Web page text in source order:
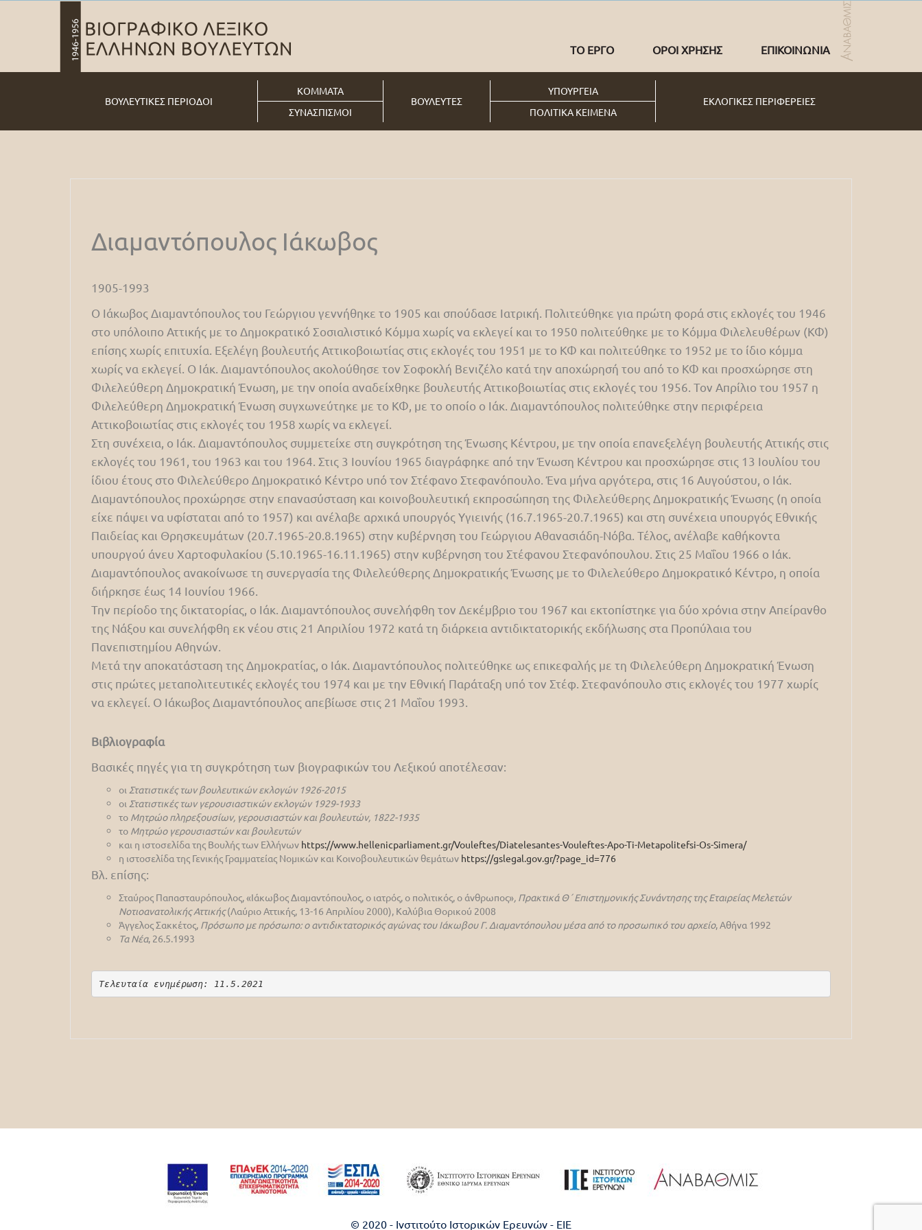
ΤΟ ΕΡΓΟ ΟΡΟΙ ΧΡΗΣΗΣ ΕΠΙΚΟΙΝΩΝΙΑ
ΒΟΥΛΕΥΤΙΚΕΣ ΠΕΡΙΟΔΟΙ
ΚΟΜΜΑΤΑ
ΒΟΥΛΕΥΤΕΣ
ΥΠΟΥΡΓΕΙΑ
ΕΚΛΟΓΙΚΕΣ ΠΕΡΙΦΕΡΕΙΕΣ
ΣΥΝΑΣΠΙΣΜΟΙ
ΠΟΛΙΤΙΚΑ ΚΕΙΜΕΝΑ
Διαμαντόπουλος Ιάκωβος
1905-1993
Ο Ιάκωβος Διαμαντόπουλος του Γεώργιου γεννήθηκε το 1905 και σπούδασε Ιατρική. Πολιτεύθηκε για πρώτη φορά στις εκλογές του 1946
στο υπόλοιπο Αττικής με το Δημοκρατικό Σοσιαλιστικό Κόμμα χωρίς να εκλεγεί και το 1950 πολιτεύθηκε με το Κόμμα Φιλελευθέρων (ΚΦ)
επίσης χωρίς επιτυχία. Εξελέγη βουλευτής Αττικοβοιωτίας στις εκλογές του 1951 με το ΚΦ και πολιτεύθηκε το 1952 με το ίδιο κόμμα
χωρίς να εκλεγεί. Ο Ιάκ. Διαμαντόπουλος ακολούθησε τον Σοφοκλή Βενιζέλο κατά την αποχώρησή του από το ΚΦ και προσχώρησε στη
Φιλελεύθερη Δημοκρατική Ένωση, με την οποία αναδείχθηκε βουλευτής Αττικοβοιωτίας στις εκλογές του 1956. Τον Απρίλιο του 1957 η
Φιλελεύθερη Δημοκρατική Ένωση συγχωνεύτηκε με το ΚΦ, με το οποίο ο Ιάκ. Διαμαντόπουλος πολιτεύθηκε στην περιφέρεια
Αττικοβοιωτίας στις εκλογές του 1958 χωρίς να εκλεγεί.
Στη συνέχεια, ο Ιάκ. Διαμαντόπουλος συμμετείχε στη συγκρότηση της Ένωσης Κέντρου, με την οποία επανεξελέγη βουλευτής Αττικής στις
εκλογές του 1961, του 1963 και του 1964. Στις 3 Ιουνίου 1965 διαγράφηκε από την Ένωση Κέντρου και προσχώρησε στις 13 Ιουλίου του
ίδιου έτους στο Φιλελεύθερο Δημοκρατικό Κέντρο υπό τον Στέφανο Στεφανόπουλο. Ένα μήνα αργότερα, στις 16 Αυγούστου, ο Ιάκ.
Διαμαντόπουλος προχώρησε στην επανασύσταση και κοινοβουλευτική εκπροσώπηση της Φιλελεύθερης Δημοκρατικής Ένωσης (η οποία
είχε πάψει να υφίσταται από το 1957) και ανέλαβε αρχικά υπουργός Υγιεινής (16.7.1965-20.7.1965) και στη συνέχεια υπουργός Εθνικής
Παιδείας και Θρησκευμάτων (20.7.1965-20.8.1965) στην κυβέρνηση του Γεώργιου Αθανασιάδη-Νόβα. Τέλος, ανέλαβε καθήκοντα
υπουργού άνευ Χαρτοφυλακίου (5.10.1965-16.11.1965) στην κυβέρνηση του Στέφανου Στεφανόπουλου. Στις 25 Μαΐου 1966 ο Ιάκ.
Διαμαντόπουλος ανακοίνωσε τη συνεργασία της Φιλελεύθερης Δημοκρατικής Ένωσης με το Φιλελεύθερο Δημοκρατικό Κέντρο, η οποία
διήρκησε έως 14 Ιουνίου 1966.
Την περίοδο της δικτατορίας, ο Ιάκ. Διαμαντόπουλος συνελήφθη τον Δεκέμβριο του 1967 και εκτοπίστηκε για δύο χρόνια στην Απείρανθο
της Νάξου και συνελήφθη εκ νέου στις 21 Απριλίου 1972 κατά τη διάρκεια αντιδικτατορικής εκδήλωσης στα Προπύλαια του
Πανεπιστημίου Αθηνών.
Μετά την αποκατάσταση της Δημοκρατίας, ο Ιάκ. Διαμαντόπουλος πολιτεύθηκε ως επικεφαλής με τη Φιλελεύθερη Δημοκρατική Ένωση
στις πρώτες μεταπολιτευτικές εκλογές του 1974 και με την Εθνική Παράταξη υπό τον Στέφ. Στεφανόπουλο στις εκλογές του 1977 χωρίς
να εκλεγεί. Ο Ιάκωβος Διαμαντόπουλος απεβίωσε στις 21 Μαΐου 1993.
Βιβλιογραφία
Βασικές πηγές για τη συγκρότηση των βιογραφικών του Λεξικού αποτέλεσαν:
οι Στατιστικές των βουλευτικών εκλογών 1926-2015
οι Στατιστικές των γερουσιαστικών εκλογών 1929-1933
το Μητρώο πληρεξουσίων, γερουσιαστών και βουλευτών, 1822-1935
το Μητρώο γερουσιαστών και βουλευτών
και η ιστοσελίδα της Βουλής των Ελλήνων https://www.hellenicparliament.gr/Vouleftes/Diatelesantes-Vouleftes-Apo-Ti-Metapolitefsi-Os-Simera/
η ιστοσελίδα της Γενικής Γραμματείας Νομικών και Κοινοβουλευτικών θεμάτων https://gslegal.gov.gr/?page_id=776
Βλ. επίσης:
Σταύρος Παπασταυρόπουλος, «Ιάκωβος Διαμαντόπουλος, ο ιατρός, ο πολιτικός, ο άνθρωπος», Πρακτικά Θ΄ Επιστημονικής Συνάντησης της Εταιρείας Μελετών
Νοτιοανατολικής Αττικής(Λαύριο Αττικής, 13-16 Απριλίου 2000), Καλύβια Θορικού 2008
Άγγελος Σακκέτος, Πρόσωπο με πρόσωπο: ο αντιδικτατορικός αγώνας του Ιάκωβου Γ. Διαμαντόπουλου μέσα από το προσωπικό του αρχείο, Αθήνα 1992
Τα Νέα, 26.5.1993
Τελευταία ενημέρωση: 11.5.2021
© 2020 - Ινστιτούτο Ιστορικών Ερευνών - EIE